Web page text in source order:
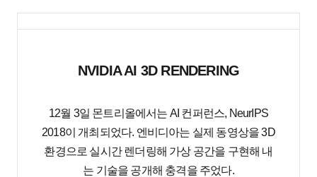
NVIDIA AI 3D RENDERING
12월 3일 몬트리올에서는 AI 컨퍼런스, NeurIPS
2018이 개최되었다. 엔비디아는 실제 동영상을 3D
환경으로 실시간 렌더링해 가상 공간을 구현해 내
는 기술을 공개해 충격을 주었다.